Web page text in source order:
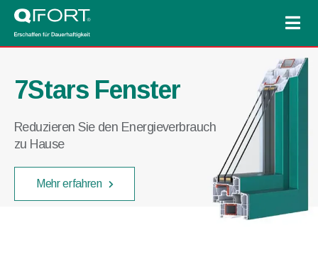
7Stars Fenster
Reduzieren Sie den Energieverbrauch
zu Hause
Mehr erfahren